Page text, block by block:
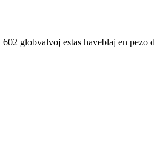
globvalvoj estas haveblaj en pezo